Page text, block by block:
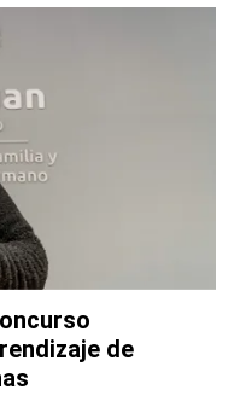
de